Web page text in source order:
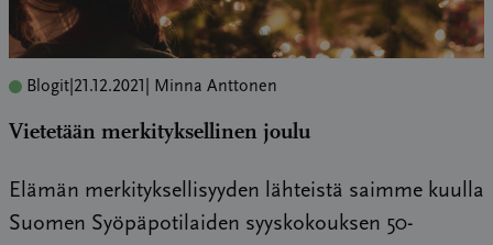
Blogit 21.12.2021 | Minna Anttonen
Vietetään merkityksellinen joulu
Elämän merkityksellisyyden lähteistä saimme kuulla
Suomen Syöpäpotilaiden syyskokouksen 50-